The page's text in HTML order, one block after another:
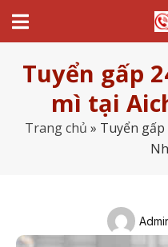
Tuyển gấp
mì tại
Trang chủ » Tuyển